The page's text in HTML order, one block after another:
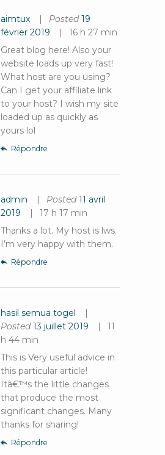
aimtux Posted 19
février 2019
16 h 27 min
Great blog here! Also your
website loads up very fast!
What host are you using?
Can I get your affiliate link
to your host? I wish my site
loaded up as quickly as
yours lol
Répondre
admin Posted 11 avril
2019
17 h 17 min
Thanks a lot. My host is lws.
I’m very happy with them.
Répondre
hasil semua togel
Posted 13 juillet 2019
11
h 44 min
This is Very useful advice in
this particular article!
Itâ€™s the little changes
that produce the most
significant changes. Many
thanks for sharing!
Répondre